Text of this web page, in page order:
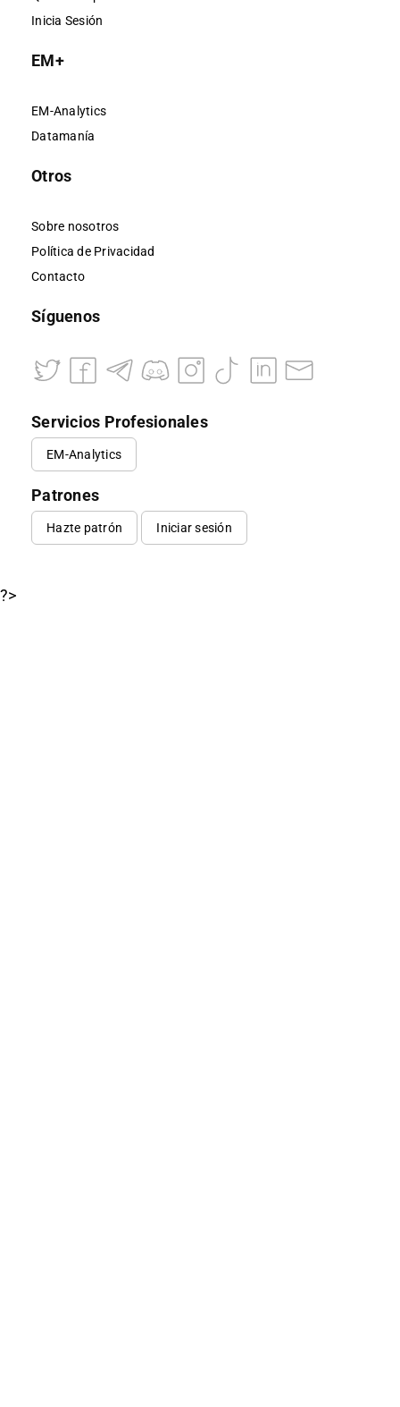
Inicia Sesión
EM+
EM-Analytics
Datamanía
Otros
Sobre nosotros
Política de Privacidad
Contacto
Síguenos
Servicios Profesionales
EM-Analytics
Patrones
Hazte patrón Iniciar sesión
?>